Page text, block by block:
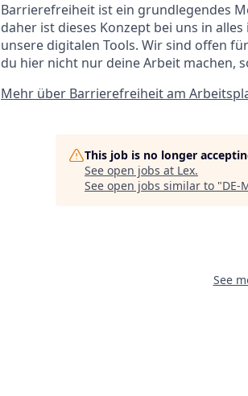
Barrierefreiheit ist ein grundlegendes
daher ist dieses Konzept bei uns in
unsere digitalen Tools. Wir sind offen
du hier nicht nur deine Arbeit machen,
Mehr über Barrierefreiheit am
This job is no longer
See open jobs at Lex.
See open jobs similar to "DE-
See